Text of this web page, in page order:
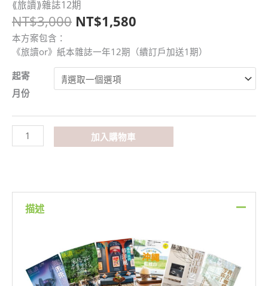
⟪旅讀⟫雜誌12期
NT$3,000
原
始
格：
NT$3,000。
NT$1,580
格：
NT$1,580。
本方案包含：
《旅讀or》紙本雜誌一年12期（續訂戶加送1期）
起寄
月份
⟪旅
讀⟫
雜
誌
12
期
數
量
加入購物車
描述